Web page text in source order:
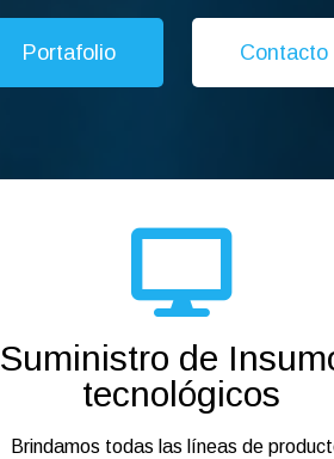
Portafolio Contacto
Suministro de
tecnológicos
Brindamos todas las líneas de